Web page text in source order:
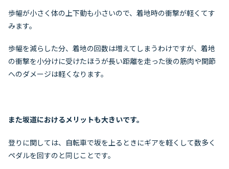
歩幅が小さく体の上下動も小さいので、着地時の衝撃が軽くてす
みます。
歩幅を減らした分、着地の回数は増えてしまうわけですが、着地
の衝撃を小分けに受けたほうが長い距離を走った後の筋肉や関節
へのダメージは軽くなります。
また坂道におけるメリットも大きいです。
登りに関しては、自転車で坂を上るときにギアを軽くして数多く
ペダルを回すのと同じことです。